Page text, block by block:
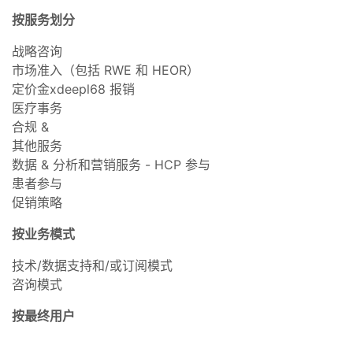
按服务划分
战略咨询
市场准入（包括 RWE 和 HEOR）
定价金xdeepl68 报销
医疗事务
合规 &
其他服务
数据 & 分析和营销服务 - HCP 参与
患者参与
促销策略
按业务模式
技术/数据支持和/或订阅模式
咨询模式
按最终用户